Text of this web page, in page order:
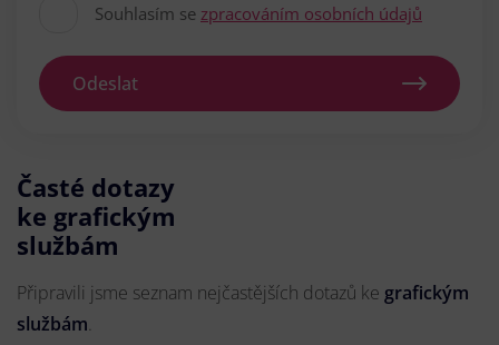
Souhlasím se zpracováním osobních údajů
Odeslat
Časté dotazy
ke grafickým
službám
Připravili jsme seznam nejčastějších dotazů ke grafickým
službám.